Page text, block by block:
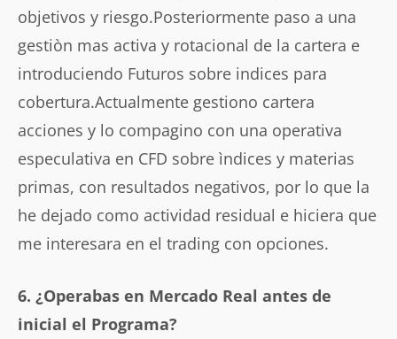
objetivos y riesgo.Posteriormente paso a una
gestiòn mas activa y rotacional de la cartera e
introduciendo Futuros sobre indices para
cobertura.Actualmente gestiono cartera
acciones y lo compagino con una operativa
especulativa en CFD sobre ìndices y materias
primas, con resultados negativos, por lo que la
he dejado como actividad residual e hiciera que
me interesara en el trading con opciones.
6. ¿Operabas en Mercado Real antes de
inicial el Programa?